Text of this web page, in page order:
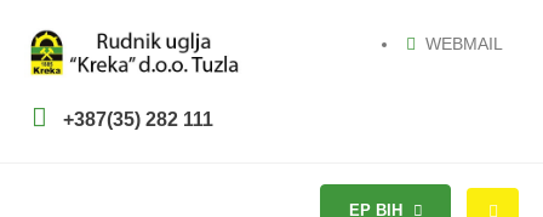
WEBMAIL
+387(35) 282 111
EP BIH